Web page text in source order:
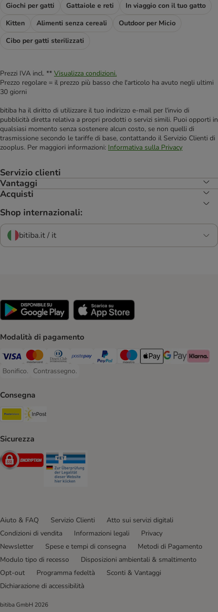
Giochi per gatti
Gattaiole e reti
In viaggio con il tuo gatto
Kitten
Alimenti senza cereali
Outdoor per Micio
Cibo per gatti sterilizzati
Prezzi IVA incl. ** Visualizza condizioni.
Prezzo regolare = il prezzo più basso che l'articolo ha avuto negli ultimi
30 giorni
bitiba ha il diritto di utilizzare il tuo indirizzo e-mail per l'invio di
pubblicità diretta relativa a propri prodotti o servizi simili. Puoi opporti in
qualsiasi momento senza sostenere alcun costo, se non quelli di
trasmissione secondo le tariffe di base, contattando il Servizio Clienti di
zooplus. Per maggiori informazioni: Informativa sulla Privacy
Servizio clienti
Vantaggi
Acquisti
Shop internazionali:
bitiba.it / it
Modalità di pagamento
Visa. Payment Method
Mastercard. Payment Method
Diners Club. Payment Method
Postepay. Payment Method
PayPal. Payment Method
Maestro. Payment Method
Apple pay. Payment
Google Pay
Klarna
Bonifico.
Bonifico. Payment Method
Contrassegno.
Contrassegno. Payment Method
Consegna
Poste Italiane. Shipping Method
Sicurezza
Security
Aiuto & FAQ Servizio Clienti
Atto sui servizi digitali
Condizioni di vendita
Informazioni legali
Privacy
Newsletter
Spese e tempi di consegna
Metodi di Pagamento
Modulo tipo di recesso
Disposizioni ambientali & smaltimento
Opt-out
Programma fedeltà
Sconti & Vantaggi
Dichiarazione di accessibilità
bitiba GmbH 2026